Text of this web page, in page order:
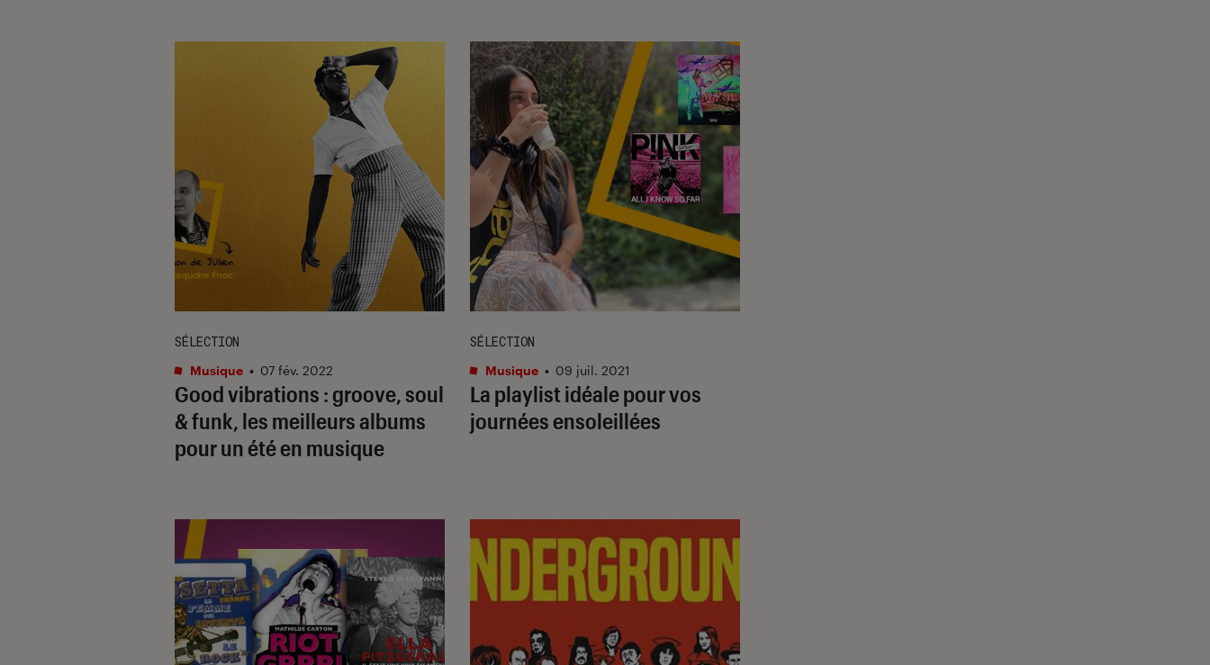
Good vibrations : groove, soul
& funk, les meilleurs albums
pour un été en musique
SÉLECTION
Musique • 07 fév. 2022
La playlist idéale pour vos
journées ensoleillées
SÉLECTION
Musique • 09 juil. 2021